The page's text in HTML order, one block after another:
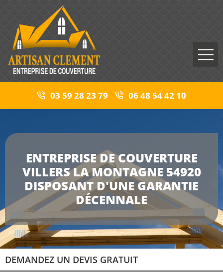
03 59 28 23 79 06 48 54 42 10
ENTREPRISE DE COUVERTURE
VILLERS LA MONTAGNE 54920
DISPOSANT D'UNE GARANTIE
DÉCENNALE
DEMANDEZ UN DEVIS GRATUIT